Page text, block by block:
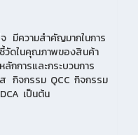
มีความสำคัญมากในการ
ชี้วัดในคุณภาพของสินค้า
กการและกระบวนการ
กิจกรรม QCC กิจกรรม
เป็นต้น